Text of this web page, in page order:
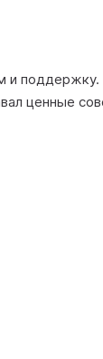
ценные